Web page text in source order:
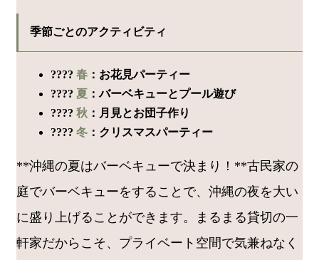
季節ごとのアクティビティ
???? 春 ：お花見パーティー
???? 夏 ：バーベキューとプール遊び
???? 秋 ：月見とお団子作り
???? 冬 ：クリスマスパーティー
**沖縄の夏はバーベキューで決まり！**古民家の
庭でバーベキューをすることで、沖縄の夜を大い
に盛り上げることができます。まるまる貸切の一
軒家だからこそ、プライベート空間で気兼ねなく